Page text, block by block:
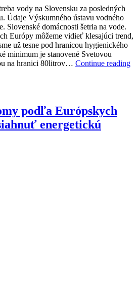
vody na Slovensku za posledných
Údaje Výskumného ústavu vodného
Slovenské domácnosti šetria na vode.
Európy môžeme vidieť klesajúci trend,
už tesne pod hranicou hygienického
minimum je stanovené Svetovou
na hranici 80litrov… Continue reading
podľa Európskych
energetickú